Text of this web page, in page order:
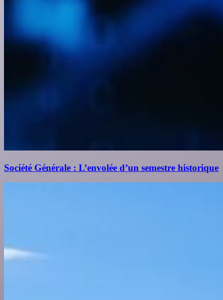
Société Générale : L’envolée d’un semestre historique